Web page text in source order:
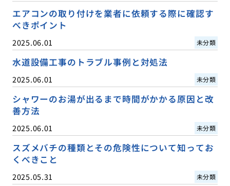
エアコンの取り付けを業者に依頼する際に確認す
べきポイント
2025.06.01 未分類
水道設備工事のトラブル事例と対処法
2025.06.01 未分類
シャワーのお湯が出るまで時間がかかる原因と改
善方法
2025.06.01 未分類
スズメバチの種類とその危険性について知ってお
くべきこと
2025.05.31 未分類